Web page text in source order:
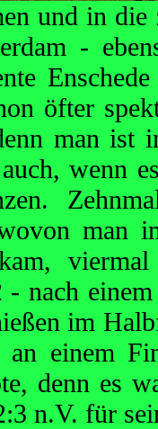
und in
-
öfter
man ist
wenn
man
nach
im
an einem
denn es
n.V. für